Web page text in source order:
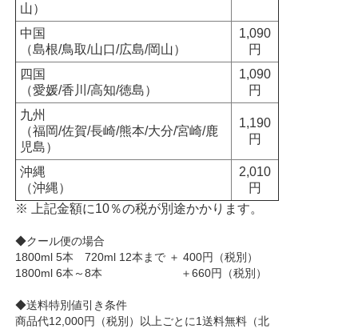
山）
中国
（島根/鳥取/山口/広島/岡山）
1,090
円
四国
（愛媛/香川/高知/徳島）
1,090
円
九州
（福岡/佐賀/長崎/熊本/大分/宮崎/鹿
児島）
1,190
円
沖縄
（沖縄）
2,010
円
※ 上記金額に10％の税が別途かかります。
◆クール便の場合
1800ml 5本 720ml 12本まで ＋ 400円（税別）
1800ml 6本～8本 ＋660円（税別）
◆送料特別値引き条件
商品代12,000円（税別）以上ごとに1送料無料（北